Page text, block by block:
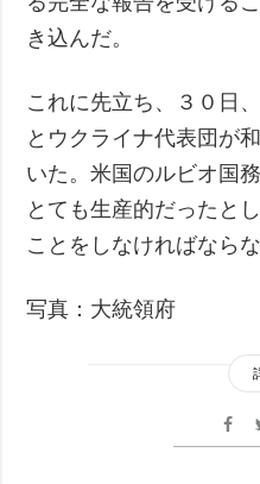
き込んだ。
これに先立ち、３０日
とウクライナ代表団が
いた。米国のルビオ国
とても生産的だったと
ことをしなければなら
写真：大統領府